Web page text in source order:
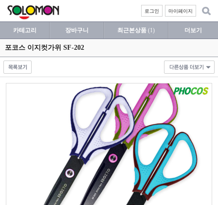
마이페이지
로그인
카테고리 장바구니 최근본상품 (1) 더보기
포코스 이지컷가위 SF-202